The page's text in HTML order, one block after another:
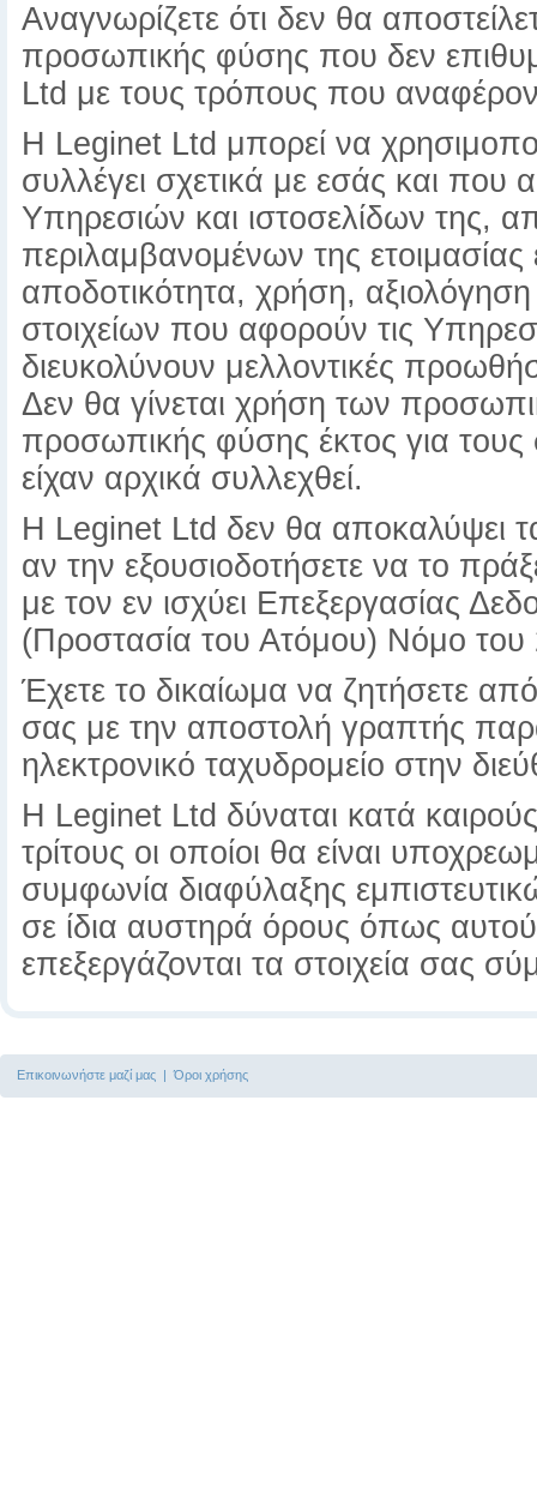
Αναγνωρίζετε ότι δεν θα
προσωπικής φύσης που δεν
Ltd με τους τρόπους που
Η Leginet Ltd μπορεί να
συλλέγει σχετικά με εσάς και
Υπηρεσιών και ιστοσελίδων της,
περιλαμβανομένων της
αποδοτικότητα, χρήση,
στοιχείων που αφορούν τις
διευκολύνουν μελλοντικές
Δεν θα γίνεται χρήση των
προσωπικής φύσης έκτος για τους
είχαν αρχικά συλλεχθεί.
Η Leginet Ltd δεν θα αποκαλύψει
αν την εξουσιοδοτήσετε να το
με τον εν ισχύει Επεξεργασίας
(Προστασία του Ατόμου) Νόμο του
Έχετε το δικαίωμα να ζητήσετε
σας με την αποστολή γραπτής
ηλεκτρονικό ταχυδρομείο στην
Η Leginet Ltd δύναται κατά
τρίτους οι οποίοι θα είναι
συμφωνία διαφύλαξης
σε ίδια αυστηρά όρους όπως
επεξεργάζονται τα στοιχεία σας
Επικοινωνήστε μαζί μας |Όροι χρήσης